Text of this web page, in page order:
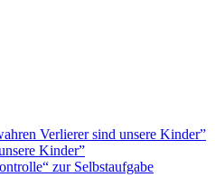
Verlierer sind unsere Kinder”
Kinder”
zur Selbstaufgabe